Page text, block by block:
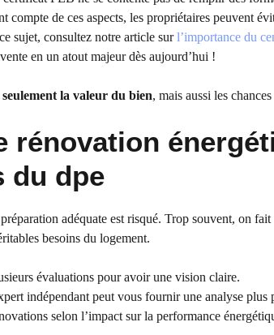
de ces aspects, les propriétaires peuvent
sujet, consultez notre article surl’importance du
en un atout majeur dès aujourd’hui !
la valeur du bien, mais aussi les
rénovation
du dpe
adéquate est risqué. Trop souvent, on
besoins du logement.
évaluations pour avoir une vision claire.
indépendant peut vous fournir une analyse plus
selon l’impact sur la performance